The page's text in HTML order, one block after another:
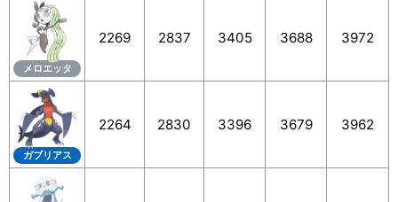
メロエッタ
2269 2837 3405 3688 3972
ガブリアス
2264 2830 3396 3679 3962